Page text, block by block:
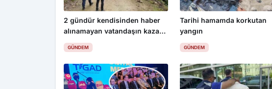
2 gündür kendisinden haber
alınamayan vatandaşın kazada
hayatını kaybettiği ortaya çıktı
GÜNDEM
Tarihi hamamda korkutan
yangın
GÜNDEM